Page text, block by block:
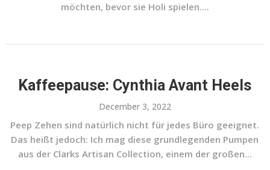
möchten, bevor sie Holi spielen....
Kaffeepause: Cynthia Avant Heels
December 3, 2022
Peep Zehen sind natürlich nicht für jedes Büro geeignet.
Das heißt jedoch: Ich mag diese grundlegenden Pumpen
aus der Clarks Artisan Collection, einem der großen...